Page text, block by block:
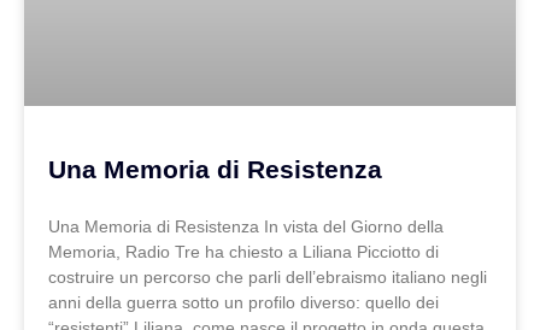
Una Memoria di Resistenza
Una Memoria di Resistenza In vista del Giorno della
Memoria, Radio Tre ha chiesto a Liliana Picciotto di
costruire un percorso che parli dell’ebraismo italiano negli
anni della guerra sotto un profilo diverso: quello dei